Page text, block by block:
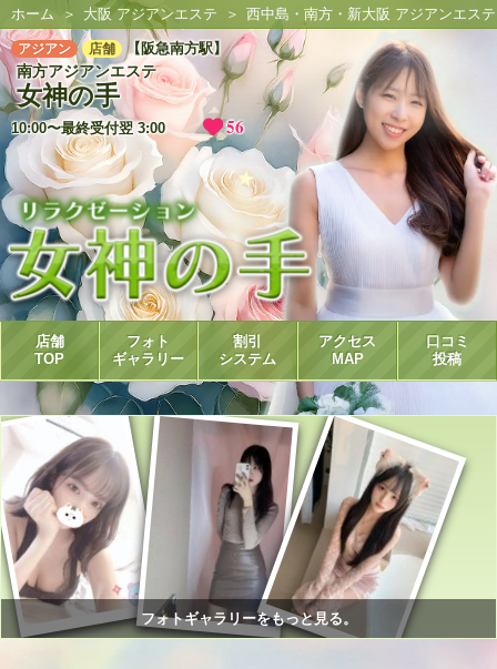
ホーム 大阪 アジアンエステ 西中島・南方・新大阪 アジアンエステ
アジアン 店舗 【阪急南方駅】
南方アジアンエステ
女神の手
10:00〜最終受付翌 3:00 56
店舗
TOP
フォト
ギャラリー
割引
システム
アクセス
MAP
口コミ
投稿
フォトギャラリーをもっと見る。